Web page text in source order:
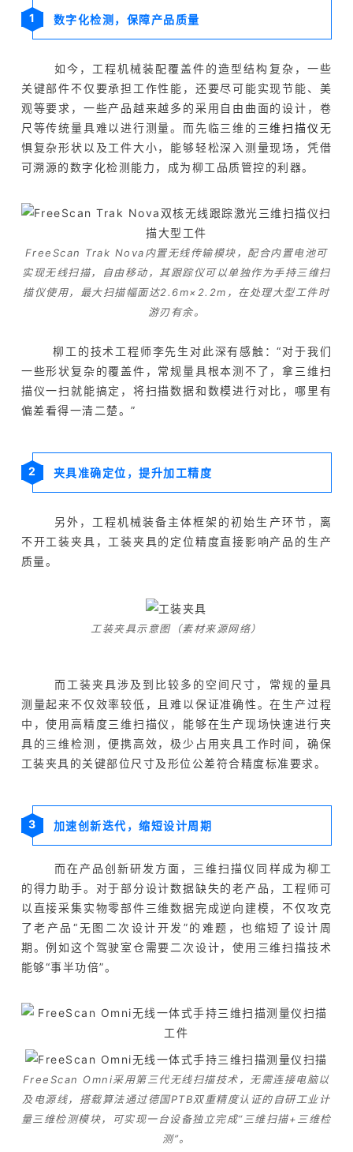
1 数字化检测，保障产品质量
如今，工程机械装配覆盖件的造型结构复杂，一些
关键部件不仅要承担工作性能，还要尽可能实现节能、美
观等要求，一些产品越来越多的采用自由曲面的设计，卷
尺等传统量具难以进行测量。而先临三维的 三维扫描仪无
惧复杂形状以及工件大小，能够轻松深入测量现场，凭借
可溯源的数字化检测能力，成为柳工品质管控的利器。
FreeScan Trak Nova内置无线传输模块，配合内置电池可
实现无线扫描，自由移动，其跟踪仪可以单独作为手持三维扫
描仪使用，最大扫描幅面达2.6m×2.2m，在处理大型工件时
游刃有余。
柳工的技术工程师李先生对此深有感触：“对于我们
一些形状复杂的覆盖件，常规量具根本测不了，拿三维扫
描仪一扫就能搞定，将扫描数据和数模进行对比，哪里有
偏差看得一清二楚。”
2 夹具准确定位，提升加工精度
另外，工程机械装备主体框架的初始生产环节，离
不开工装夹具，工装夹具的定位精度直接影响产品的生产
质量。
工装夹具示意图（素材来源网络）
而工装夹具涉及到比较多的空间尺寸，常规的量具
测量起来不仅效率较低，且难以保证准确性。在生产过程
中，使用高精度三维扫描仪，能够在生产现场快速进行夹
具的三维检测，便携高效，极少占用夹具工作时间，确保
工装夹具的关键部位尺寸及形位公差符合精度标准要求。
3 加速创新迭代，缩短设计周期
而在产品创新研发方面，三维扫描仪同样成为柳工
的得力助手。对于部分设计数据缺失的老产品，工程师可
以直接采集实物零部件三维数据完成逆向建模，不仅攻克
了老产品“无图二次设计开发”的难题，也缩短了设计周
期。例如这个驾驶室仓需要二次设计，使用三维扫描技术
能够“事半功倍”。
FreeScan Omni采用第三代无线扫描技术，无需连接电脑以
及电源线，搭载算法通过德国PTB双重精度认证的自研工业计
量三维检测模块，可实现一台设备独立完成“三维扫描+三维检
测”。